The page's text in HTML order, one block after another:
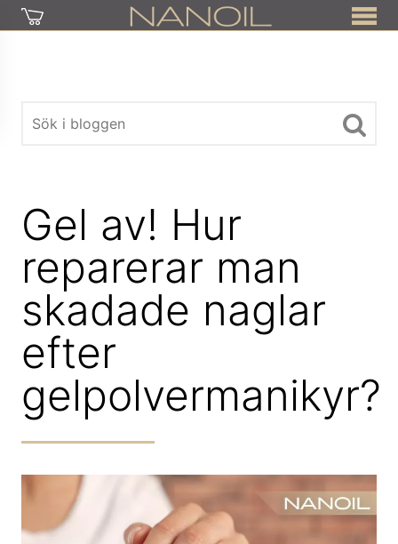
Gel av! Hur
reparerar man
skadade naglar
efter
gelpolvermanikyr?